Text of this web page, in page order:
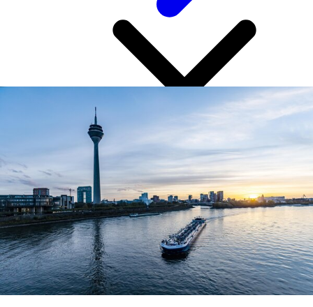
NRW州商業用地ポータルサイト
PrimeSiteライン事業用地
newPark - Visions find space
各経済地域の紹介